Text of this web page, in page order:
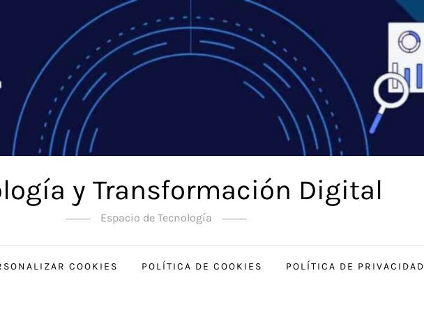
y Transformación Digital
Espacio de Tecnología
COOKIES POLÍTICA DE COOKIES POLÍTICA DE PRIVACIDAD